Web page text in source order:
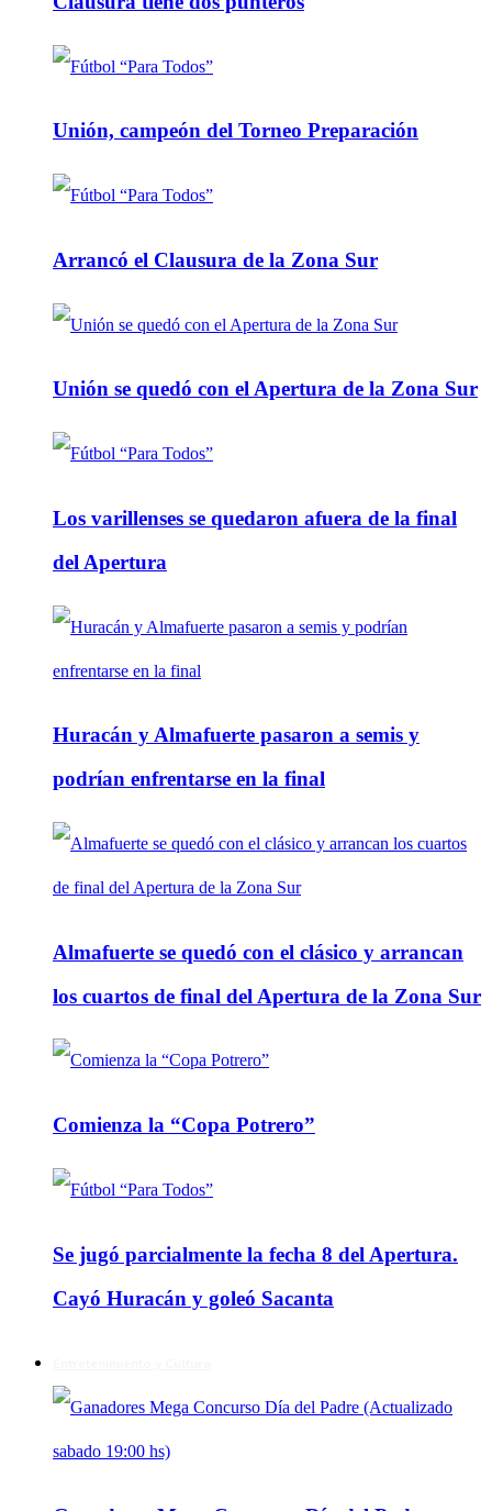
Unión, campeón del Torneo Preparación
Arrancó el Clausura de la Zona Sur
Unión se quedó con el Apertura de la Zona Sur
Los varillenses se quedaron afuera de la final
del Apertura
Huracán y Almafuerte pasaron a semis y
podrían enfrentarse en la final
Almafuerte se quedó con el clásico y arrancan
los cuartos de final del Apertura de la Zona Sur
Comienza la “Copa Potrero”
Se jugó parcialmente la fecha 8 del Apertura.
Cayó Huracán y goleó Sacanta